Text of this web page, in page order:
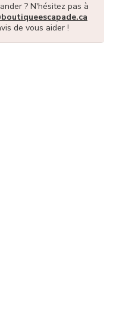
? N'hésitez pas à
de vous aider !